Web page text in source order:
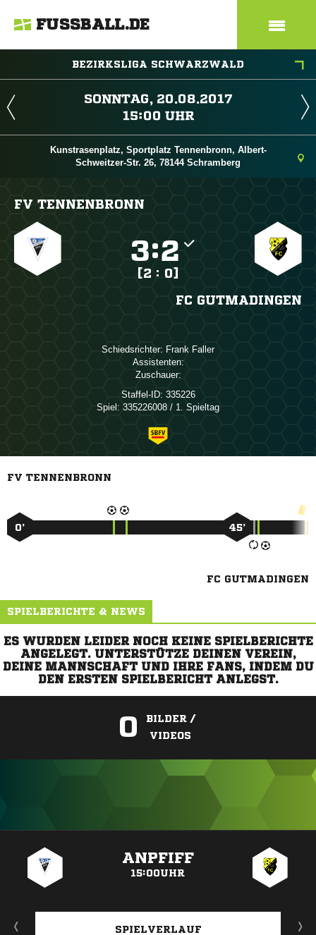
FUSSBALL.DE
BEZIRKSLIGA SCHWARZWALD
 
 
Kunstrasenplatz, Sportplatz Tennenbronn, Albert-
Schweitzer-Str. 26, 78144 Schramberg
FV TENNENBRONN
:
[2 : 0]
FC GUTMADINGEN
Schiedsrichter:  
Assistenten:
Zuschauer:
Staffel-ID: 335226
Spiel: 335226008 / 1. Spieltag
FV TENNENBRONN
0’ 45’
FC GUTMADINGEN
SPIELBERICHTE & NEWS
ES WURDEN LEIDER NOCH KEINE SPIELBERICHTE
ANGELEGT. UNTERSTÜTZE DEINEN VEREIN,
DEINE MANNSCHAFT UND IHRE FANS, INDEM DU
DEN ERSTEN SPIELBERICHT ANLEGST.
0
BILDER /
VIDEOS
ANPFIFF
15:00UHR
SPIELVERLAUF